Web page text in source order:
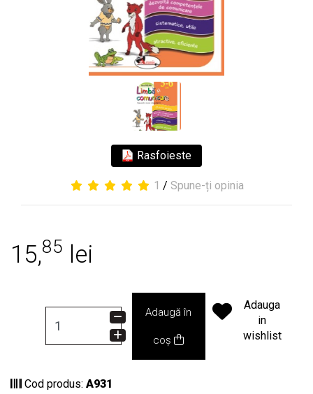
Rasfoieste
1 / Spune-ți opinia
15,85 lei
Adaugă în
coș
Adauga
in
wishlist
Cod produs: A931